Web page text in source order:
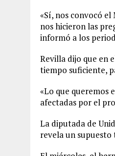
«Sí, nos convocó
nos hicieron las
informó a los
Revilla dijo que en
tiempo suficiente,
«Lo que queremos
afectadas por el
La diputada de
revela un supuesto